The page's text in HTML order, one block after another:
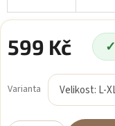
599 Kč
cena:
Varianta